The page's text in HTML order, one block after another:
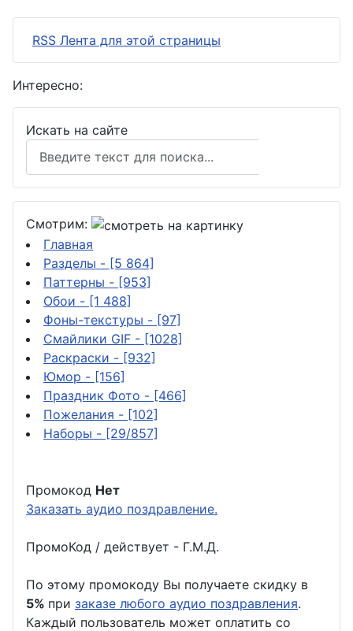
RSS Лента для этой страницы
Интересно:
Искать на сайте
Смотрим:
Главная
Разделы - [5 864]
Паттерны - [953]
Обои - [1 488]
Фоны-текстуры - [97]
Смайлики GIF - [1028]
Раскраски - [932]
Юмор - [156]
Праздник Фото - [466]
Пожелания - [102]
Наборы - [29/857]
Промокод Нет
Заказать аудио поздравление.
ПромоКод / действует - Г.М.Д.
По этому промокоду Вы получаете скидку в
5% при заказе любого аудио поздравления.
Каждый пользователь может оплатить со